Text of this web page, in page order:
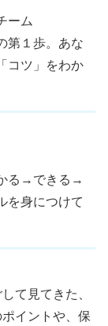
ーム
第１歩。あな
コツ」をわか
る→できる→
を身につけて
て見てきた、
イントや、保